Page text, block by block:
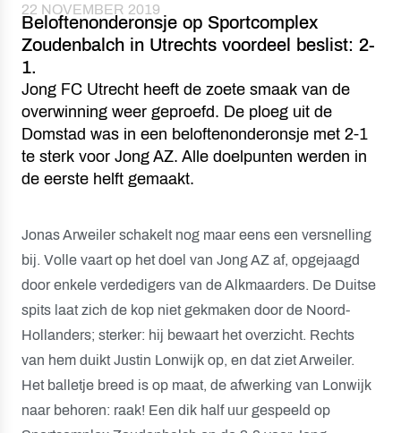
22 NOVEMBER 2019
Beloftenonderonsje op Sportcomplex
Zoudenbalch in Utrechts voordeel beslist: 2-
1.
Jong FC Utrecht heeft de zoete smaak van de
overwinning weer geproefd. De ploeg uit de
Domstad was in een beloftenonderonsje met 2-1
te sterk voor Jong AZ. Alle doelpunten werden in
de eerste helft gemaakt.
Jonas Arweiler schakelt nog maar eens een versnelling
bij. Volle vaart op het doel van Jong AZ af, opgejaagd
door enkele verdedigers van de Alkmaarders. De Duitse
spits laat zich de kop niet gekmaken door de Noord-
Hollanders; sterker: hij bewaart het overzicht. Rechts
van hem duikt Justin Lonwijk op, en dat ziet Arweiler.
Het balletje breed is op maat, de afwerking van Lonwijk
naar behoren: raak! Een dik half uur gespeeld op